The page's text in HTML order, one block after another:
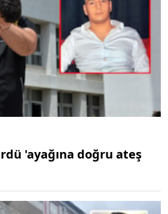
'ayağına doğru ateş